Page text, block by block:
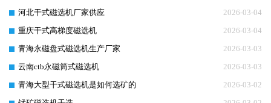
2026-03-04
河北干式磁选机厂家供应
2026-03-04
重庆干式高梯度磁选机
2026-03-03
青海永磁盘式磁选机生产厂家
2026-03-03
云南ctb永磁筒式磁选机
2026-03-02
青海大型干式磁选机是如何选矿的